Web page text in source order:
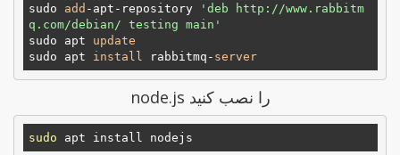
sudo add -apt-repository
'deb http://www.rabbitm
q.com/debian/ testing main'
sudo apt update
sudo apt install rabbitmq- server
node.js را نصب کنید
sudo